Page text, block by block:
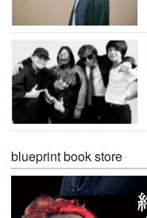
blueprint book store